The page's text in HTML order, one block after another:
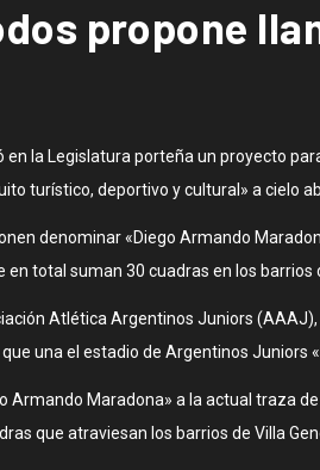
propone
en la Legislatura porteña un proyecto
turístico, deportivo y cultural» a cielo
denominar «Diego Armando
total suman 30 cuadras en los barrios
Atlética Argentinos Juniors
una el estadio de Argentinos
Armando Maradona» a la actual traza
que atraviesan los barrios de Villa